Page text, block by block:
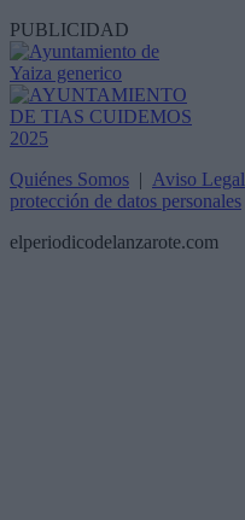
PUBLICIDAD
Quiénes Somos | Aviso Legal
protección de datos personales
elperiodicodelanzarote.com